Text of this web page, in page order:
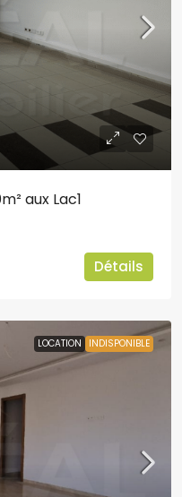
aux Lac1
Détails
LOCATION INDISPONIBLE